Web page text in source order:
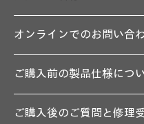
オンラインでのお問い合
ご購入前の製品仕様につ
ご購入後のご質問と修理